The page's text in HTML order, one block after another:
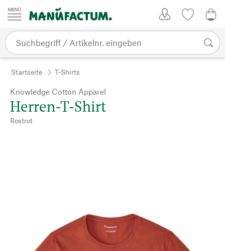
Zum Inhalt springen
Startseite T-Shirts
Knowledge Cotton Apparel
Herren-T-Shirt
Rostrot